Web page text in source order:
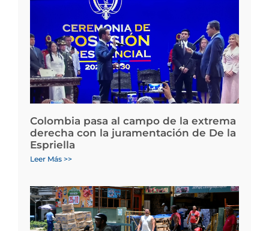
Colombia pasa al campo de la extrema
derecha con la juramentación de De la
Espriella
Leer Más >>